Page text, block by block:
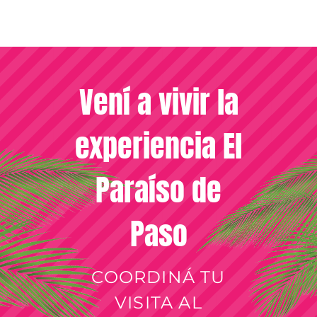
Vení a vivir la
experiencia El
Paraíso de
Paso
COORDINÁ TU
VISITA AL